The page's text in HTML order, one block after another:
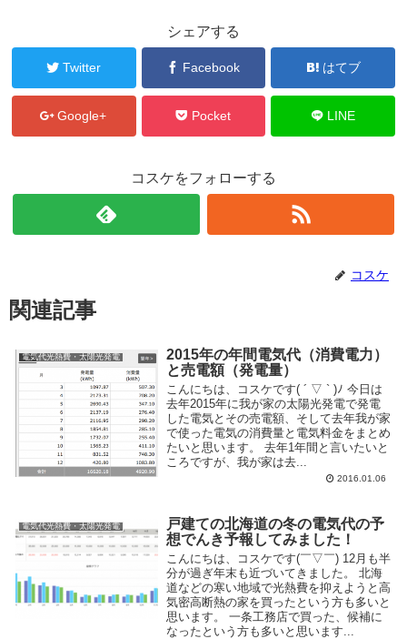
シェアする
Twitter Facebook はてブ
Google+ Pocket LINE
コスケをフォローする
コスケ
関連記事
電気代光熱費・太陽光発電
2015年の年間電気代（消費電力）
と売電額（発電量）
こんにちは、コスケです( ´ ▽ ` )ﾉ 今日は
去年2015年に我が家の太陽光発電で発電
した電気とその売電額、そして去年我が家
で使った電気の消費量と電気料金をまとめ
たいと思います。 去年1年間と言いたいと
ころですが、我が家は去...
2016.01.06
電気代光熱費・太陽光発電
戸建ての北海道の冬の電気代の予
想でんき予報してみました！
こんにちは、コスケです(￣▽￣) 12月も半
分が過ぎ年末も近づいてきました。 北海
道などの寒い地域で光熱費を抑えようと高
気密高断熱の家を買ったという方も多いと
思います。 一条工務店で買った、候補に
なったという方も多いと思います...